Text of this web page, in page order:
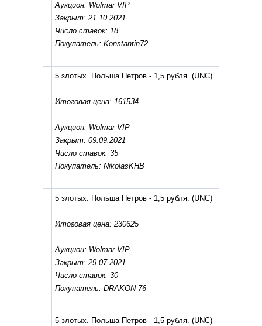
Аукцион: Wolmar VIP
Закрыт: 21.10.2021
Число ставок: 18
Покупатель: Konstantin72
5 злотых. Польша Петров - 1,5 рубля. (UNC)
Итоговая цена: 161534
Аукцион: Wolmar VIP
Закрыт: 09.09.2021
Число ставок: 35
Покупатель: NikolasKHB
5 злотых. Польша Петров - 1,5 рубля. (UNC)
Итоговая цена: 230625
Аукцион: Wolmar VIP
Закрыт: 29.07.2021
Число ставок: 30
Покупатель: DRAKON 76
5 злотых. Польша Петров - 1,5 рубля. (UNC)